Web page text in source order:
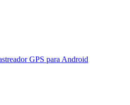
GPS para Android